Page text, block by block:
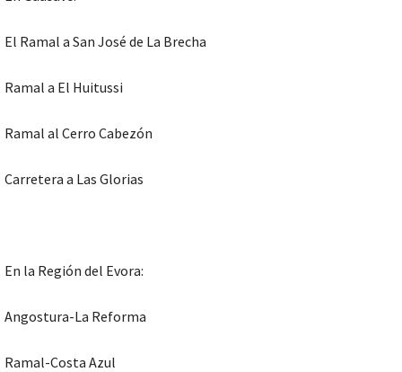
El Ramal a San José de La Brecha
Ramal a El Huitussi
Ramal al Cerro Cabezón
Carretera a Las Glorias
En la Región del Evora:
Angostura-La Reforma
Ramal-Costa Azul